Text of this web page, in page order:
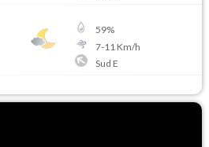
59%
7-11 Km/h
Sud E